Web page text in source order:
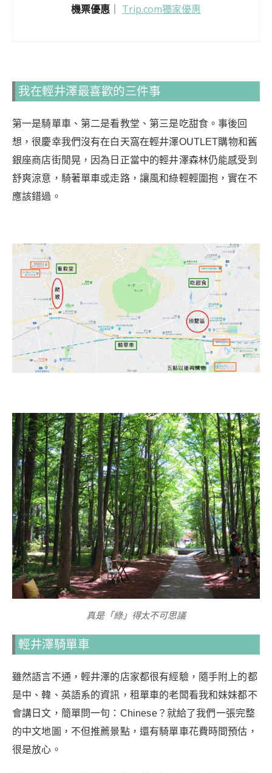
機票優惠 ｜ Trip.com獨家優惠
我在輕井澤最喜歡的三件事
第一是騎單車、第二是看教堂、第三是吃甜食。事後回
想，很慶幸我們沒有在白天窩在輕井澤OUTLET購物和舊
銀座商店街閒晃，因為日正當中的輕井澤森林仍能感受到
舒爽涼意，騎著單車或走路，讓風和綠輕輕圍抱，實在不
應該錯過。
真是「綠」得太不可思議
輕井澤騎單車
雖然語言不通，輕井澤的店家都很有經驗，隨手附上的都
是中、韓、英語系的資訊，租單車的老闆看我和妹妹都不
會講日文，簡單問一句：Chinese？就給了我們一張完整
的中文地圖，不但推薦景點，還有騎單車花費時間預估，
很是放心。